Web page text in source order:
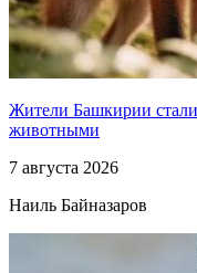
Жители Башкирии
животными
7 августа 2026
Наиль Байназаров